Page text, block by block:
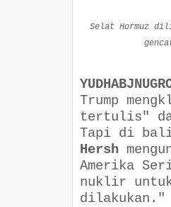
Selat Hormuz
Trump
tertulis"
Tapi di
Hersh
Amerika
nuklir
dilakukan."